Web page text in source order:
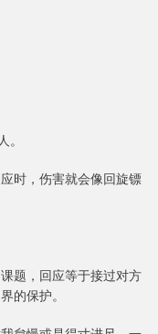
时，伤害就会像回旋镖
题，回应等于接过对方
的保护。